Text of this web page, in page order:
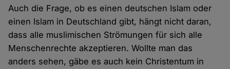
Auch die Frage, ob es einen deutschen Islam oder
einen Islam in Deutschland gibt, hängt nicht daran,
dass alle muslimischen Strömungen für sich alle
Menschenrechte akzeptieren. Wollte man das
anders sehen, gäbe es auch kein Christentum in